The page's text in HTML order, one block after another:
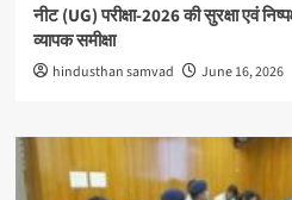
नीट (UG) परीक्षा-2026 की सुरक्षा एवं
व्यापक समीक्षा
hindusthan samvad June 16, 2026